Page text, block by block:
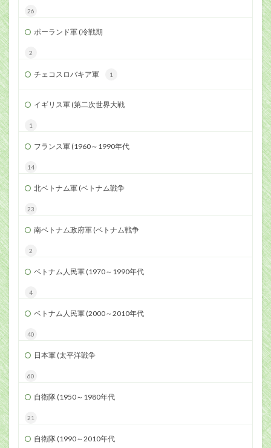
26
ポーランド軍 (冷戦期
2
チェコスロバキア軍 1
イギリス軍 (第二次世界大戦
1
フランス軍 (1960～1990年代
14
北ベトナム軍 (ベトナム戦争
23
南ベトナム政府軍 (ベトナム戦争
2
ベトナム人民軍 (1970～1990年代
4
ベトナム人民軍 (2000～2010年代
40
日本軍 (太平洋戦争
60
自衛隊 (1950～1980年代
21
自衛隊 (1990～2010年代